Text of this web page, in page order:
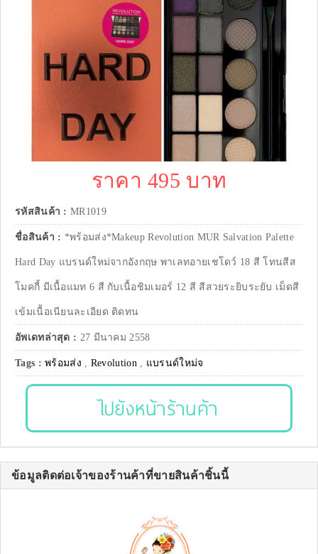
ราคา 495 บาท
รหัสสินค้า : MR1019
ชื่อสินค้า : *พร้อมส่ง*Makeup Revolution MUR Salvation Palette
Hard Day แบรนด์ใหม่จากอังกฤษ พาเลทอายเชโดว์ 18 สี โทนสีส
โมคกี้ มีเนื้อแมท 6 สี กับเนื้อชิมเมอร์ 12 สี สีสวยระยิบระยับ เม็ดสี
เข้มเนื้อเนียนละเอียด ติดทน
อัพเดทล่าสุด : 27 มีนาคม 2558
Tags :พร้อมส่ง , Revolution, แบรนด์ใหม่จ
ไปยังหน้าร้านค้า
ข้อมูลติดต่อเจ้าของร้านค้าที่ขายสินค้าชิ้นนี้